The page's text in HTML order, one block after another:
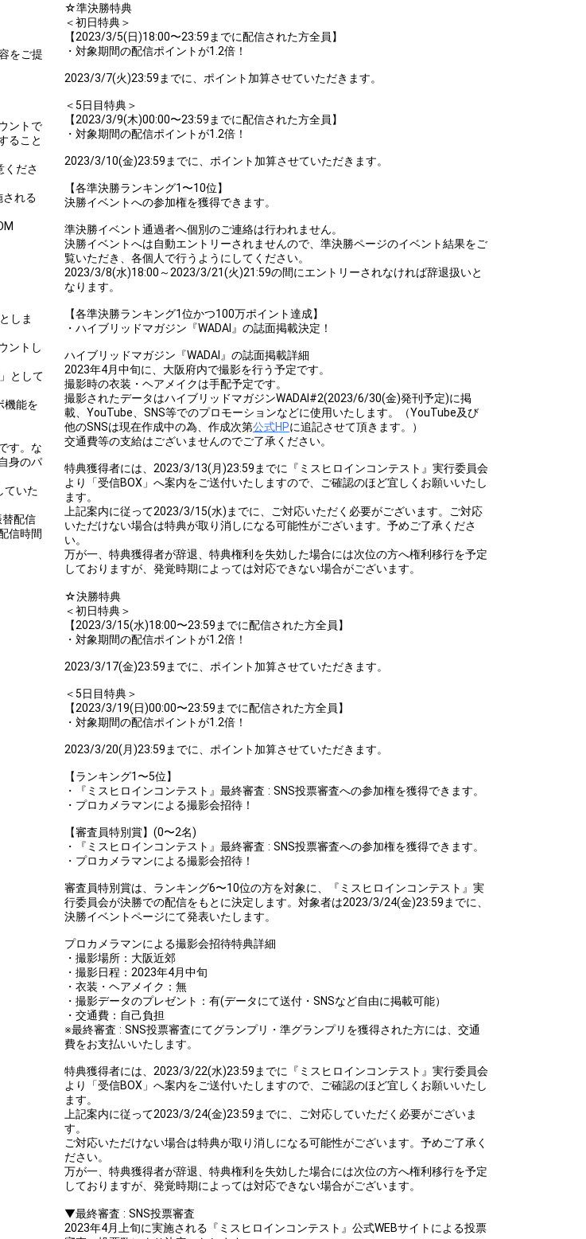
をご提
ントで
ること
ださ
される
しま
ントし
として
機能を
す。な
身のパ
ていた
替配信
信時間
☆準決勝特典
＜初日特典＞
【2023/3/5(日)18:00〜23:59までに配信された方全員】
・対象期間の配信ポイントが1.2倍！
2023/3/7(火)23:59までに、ポイント加算させていただきます。
＜5日目特典＞
【2023/3/9(木)00:00〜23:59までに配信された方全員】
・対象期間の配信ポイントが1.2倍！
2023/3/10(金)23:59までに、ポイント加算させていただきます。
【各準決勝ランキング1〜10位】
決勝イベントへの参加権を獲得できます。
準決勝イベント通過者へ個別のご連絡は行われません。
決勝イベントへは自動エントリーされませんので、準決勝ページのイベント結果をご
覧いただき、各個人で行うようにしてください。
2023/3/8(水)18:00～2023/3/21(火)21:59の間にエントリーされなければ辞退扱いと
なります。
【各準決勝ランキング1位かつ100万ポイント達成】
・ハイブリッドマガジン『WADAI』の誌面掲載決定！
ハイブリッドマガジン『WADAI』の誌面掲載詳細
2023年4月中旬に、大阪府内で撮影を行う予定です。
撮影時の衣装・ヘアメイクは手配予定です。
撮影されたデータはハイブリッドマガジンWADAI#2(2023/6/30(金)発刊予定)に掲
載、YouTube、SNS等でのプロモーションなどに使用いたします。（YouTube及び
他のSNSは現在作成中の為、作成次第公式HPに追記させて頂きます。）
交通費等の支給はございませんのでご了承ください。
特典獲得者には、2023/3/13(月)23:59までに『ミスヒロインコンテスト』実行委員会
より「受信BOX」へ案内をご送付いたしますので、ご確認のほど宜しくお願いいたし
ます。
上記案内に従って2023/3/15(水)までに、ご対応いただく必要がございます。ご対応
いただけない場合は特典が取り消しになる可能性がございます。予めご了承くださ
い。
万が一、特典獲得者が辞退、特典権利を失効した場合には次位の方へ権利移行を予定
しておりますが、発覚時期によっては対応できない場合がございます。
☆決勝特典
＜初日特典＞
【2023/3/15(水)18:00〜23:59までに配信された方全員】
・対象期間の配信ポイントが1.2倍！
2023/3/17(金)23:59までに、ポイント加算させていただきます。
＜5日目特典＞
【2023/3/19(日)00:00〜23:59までに配信された方全員】
・対象期間の配信ポイントが1.2倍！
2023/3/20(月)23:59までに、ポイント加算させていただきます。
【ランキング1〜5位】
・『ミスヒロインコンテスト』最終審査 : SNS投票審査への参加権を獲得できます。
・プロカメラマンによる撮影会招待！
【審査員特別賞】(0〜2名)
・『ミスヒロインコンテスト』最終審査 : SNS投票審査への参加権を獲得できます。
・プロカメラマンによる撮影会招待！
審査員特別賞は、ランキング6〜10位の方を対象に、『ミスヒロインコンテスト』実
行委員会が決勝での配信をもとに決定します。対象者は2023/3/24(金)23:59までに、
決勝イベントページにて発表いたします。
プロカメラマンによる撮影会招待特典詳細
・撮影場所：大阪近郊
・撮影日程：2023年4月中旬
・衣装・ヘアメイク：無
・撮影データのプレゼント：有(データにて送付・SNSなど自由に掲載可能）
・交通費：自己負担
※最終審査 : SNS投票審査にてグランプリ・準グランプリを獲得された方には、交通
費をお支払いいたします。
特典獲得者には、2023/3/22(水)23:59までに『ミスヒロインコンテスト』実行委員会
より「受信BOX」へ案内をご送付いたしますので、ご確認のほど宜しくお願いいたし
ます。
上記案内に従って2023/3/24(金)23:59までに、ご対応していただく必要がございま
す。
ご対応いただけない場合は特典が取り消しになる可能性がございます。予めご了承く
ださい。
万が一、特典獲得者が辞退、特典権利を失効した場合には次位の方へ権利移行を予定
しておりますが、発覚時期によっては対応できない場合がございます。
▼最終審査 : SNS投票審査
2023年4月上旬に実施される『ミスヒロインコンテスト』公式WEBサイトによる投票